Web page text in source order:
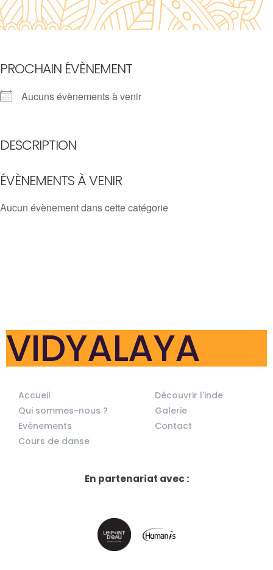
PROCHAIN ÉVÈNEMENT
Aucuns évènements à venir
DESCRIPTION
ÉVÈNEMENTS À VENIR
Aucun évènement dans cette catégorie
VIDYALAYA
Accueil
Qui sommes-nous ?
Evénements
Cours de danse
Découvrir l'inde
Galerie
Contact
En partenariat avec :